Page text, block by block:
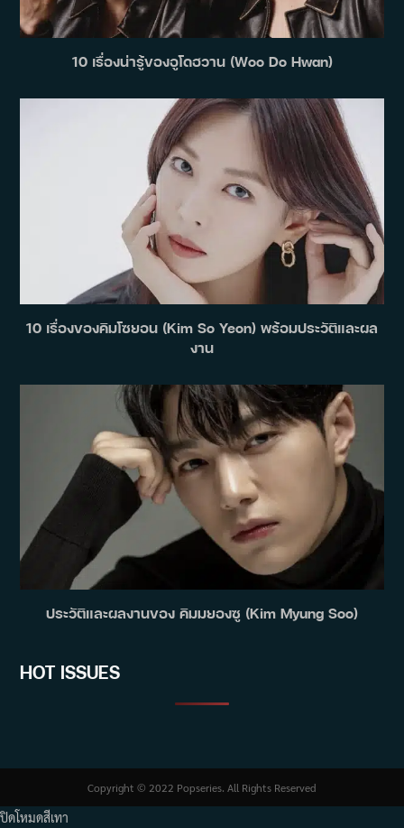
10 เรื่องน่ารู้ของอูโดฮวาน (Woo Do Hwan)
10 เรื่องของคิมโซยอน (Kim So Yeon) พร้อมประวัติและผล
งาน
ประวัติและผลงานของ คิมมยองซู (Kim Myung Soo)
HOT ISSUES
Copyright © 2022 Popseries. All Rights Reserved
ปิดโหมดสีเทา